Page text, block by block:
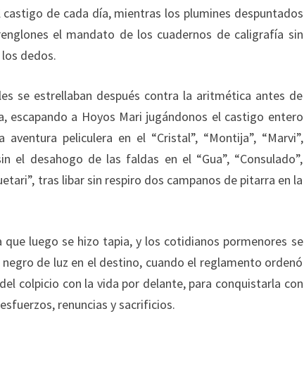
de cada día, mientras los plumines despuntados
el mandato de los cuadernos de caligrafía sin
dedos.
se estrellaban después contra la aritmética antes de
escapando a Hoyos Mari jugándonos el castigo entero
peliculera en el “Cristal”, “Montija”, “Marvi”,
el desahogo de las faldas en el “Gua”, “Consulado”,
tras libar sin respiro dos campanos de pitarra en la
luego se hizo tapia, y los cotidianos pormenores se
de luz en el destino, cuando el reglamento ordenó
colpicio con la vida por delante, para conquistarla con
renuncias y sacrificios.